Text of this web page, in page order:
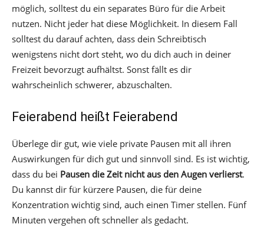
möglich, solltest du ein separates Büro für die Arbeit
nutzen. Nicht jeder hat diese Möglichkeit. In diesem Fall
solltest du darauf achten, dass dein Schreibtisch
wenigstens nicht dort steht, wo du dich auch in deiner
Freizeit bevorzugt aufhältst. Sonst fällt es dir
wahrscheinlich schwerer, abzuschalten.
Feierabend heißt Feierabend
Überlege dir gut, wie viele private Pausen mit all ihren
Auswirkungen für dich gut und sinnvoll sind. Es ist wichtig,
dass du bei Pausen die Zeit nicht aus den Augen verlierst.
Du kannst dir für kürzere Pausen, die für deine
Konzentration wichtig sind, auch einen Timer stellen. Fünf
Minuten vergehen oft schneller als gedacht.